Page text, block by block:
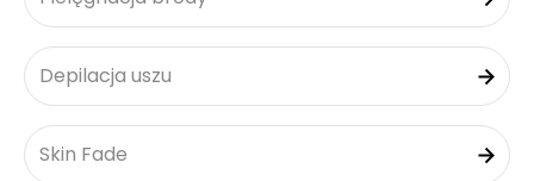
Depilacja uszu
Skin Fade